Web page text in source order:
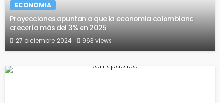
ECONOMIA
Proyecciones apuntan a que la economía colombiana
crecería más del 3% en 2025
27 diciembre, 2024 963 views